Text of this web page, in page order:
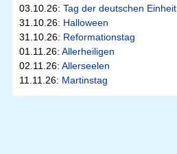
03.10.26: Tag der deutschen Einheit
31.10.26: Halloween
31.10.26: Reformationstag
01.11.26: Allerheiligen
02.11.26: Allerseelen
11.11.26: Martinstag